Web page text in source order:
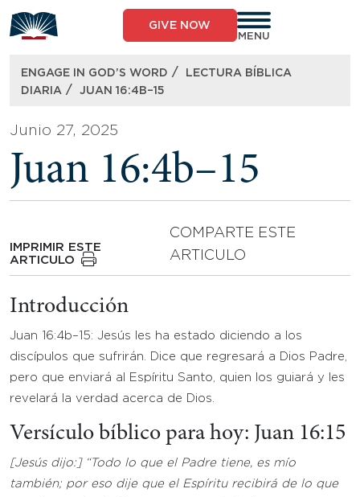
to
content
GIVE NOW
MENU
ENGAGE IN GOD’S WORD /
LECTURA BÍBLICA
DIARIA / JUAN 16:4B–15
Junio 27, 2025
Juan 16:4b–15
IMPRIMIR ESTE
ARTICULO
COMPARTE ESTE
ARTICULO
Introducción
Juan 16:4b–15: Jesús les ha estado diciendo a los
discípulos que sufrirán. Dice que regresará a Dios Padre,
pero que enviará al Espíritu Santo, quien los guiará y les
revelará la verdad acerca de Dios.
Versículo bíblico para hoy: Juan 16:15
[Jesús dijo:] “Todo lo que el Padre tiene, es mío
también; por eso dije que el Espíritu recibirá de lo que